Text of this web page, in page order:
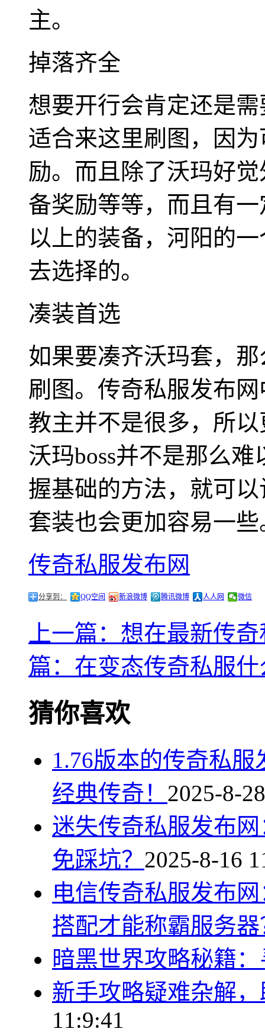
主。
掉落齐全
想要开行会肯定还是
适合来这里刷图，因
励。而且除了沃玛好
备奖励等等，而且有
以上的装备，河阳的
去选择的。
凑装首选
如果要凑齐沃玛套，
刷图。传奇私服发布
教主并不是很多，所
沃玛boss并不是那么
握基础的方法，就可
套装也会更加容易一些
传奇私服发布网
分享到： QQ空间 新浪微博 腾讯微博 人人网 微信
上一篇：想在最新传
篇：在变态传奇私服
猜你喜欢
1.76版本的传奇私
经典传奇！ 2025-8-
迷失传奇私服发布
免踩坑？ 2025-8-16
电信传奇私服发布
搭配才能称霸服务器
暗黑世界攻略秘籍
新手攻略疑难杂解
11:9:41